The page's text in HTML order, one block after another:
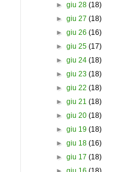
► giu 28 (18)
► giu 27 (18)
► giu 26 (16)
► giu 25 (17)
► giu 24 (18)
► giu 23 (18)
► giu 22 (18)
► giu 21 (18)
► giu 20 (18)
► giu 19 (18)
► giu 18 (16)
► giu 17 (18)